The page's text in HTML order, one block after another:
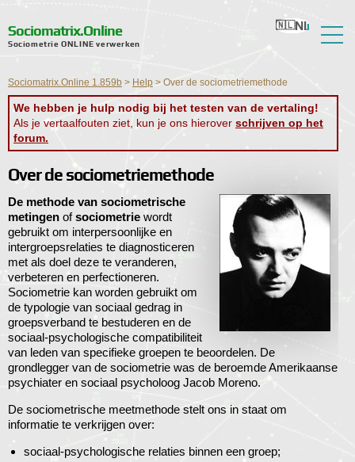
Sociomatrix.Online
Sociometrie ONLINE verwerken
Recensies
Hulp
Contactgegevens
Nl
Ru
En
Ua
Ro
Sociomatrix.Online 1.859b > Help > Over de sociometriemethode
We hebben je hulp nodig bij het testen van de vertaling!
Als je vertaalfouten ziet, kun je ons hierover schrijven op het
forum.
Over de sociometriemethode
De methode van sociometrische
metingen ofsociometrie wordt
gebruikt om interpersoonlijke en
intergroepsrelaties te diagnosticeren
met als doel deze te veranderen,
verbeteren en perfectioneren.
Sociometrie kan worden gebruikt om
de typologie van sociaal gedrag in
groepsverband te bestuderen en de
sociaal-psychologische compatibiliteit
van leden van specifieke groepen te beoordelen. De
grondlegger van de sociometrie was de beroemde Amerikaanse
psychiater en sociaal psycholoog Jacob Moreno.
De sociometrische meetmethode stelt ons in staat om
informatie te verkrijgen over:
sociaal-psychologische relaties binnen een groep;